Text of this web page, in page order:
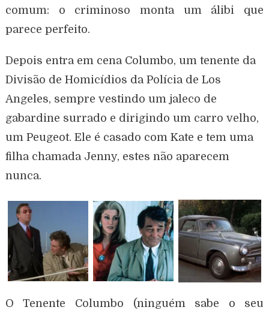
comum: o criminoso monta um álibi que
parece perfeito.
Depois entra em cena Columbo, um tenente da
Divisão de Homicídios da Polícia de Los
Angeles, sempre vestindo um jaleco de
gabardine surrado e dirigindo um carro velho,
um Peugeot. Ele é casado com Kate e tem uma
filha chamada Jenny, estes não aparecem
nunca.
O Tenente Columbo (ninguém sabe o seu